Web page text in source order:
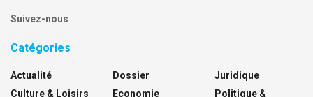
Suivez-nous
Catégories
Actualité
Culture & Loisirs
Dossier
Economie
Juridique
Politique &